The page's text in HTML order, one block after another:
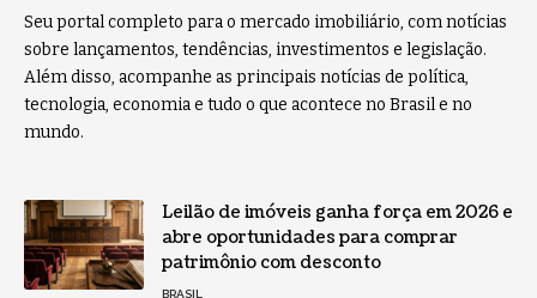
Seu portal completo para o mercado imobiliário, com notícias
sobre lançamentos, tendências, investimentos e legislação.
Além disso, acompanhe as principais notícias de política,
tecnologia, economia e tudo o que acontece no Brasil e no
mundo.
Leilão de imóveis ganha força em 2026 e
abre oportunidades para comprar
patrimônio com desconto
BRASIL